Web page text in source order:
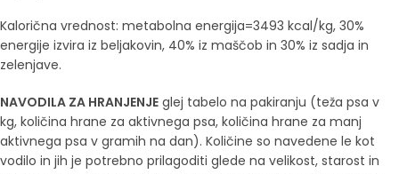
Kalorična vrednost: metabolna energija=3493 kcal/kg, 30%
energije izvira iz beljakovin, 40% iz maščob in 30% iz sadja in
zelenjave.
NAVODILA ZA HRANJENJE glej tabelo na pakiranju (teža psa v
kg, količina hrane za aktivnega psa, količina hrane za manj
aktivnega psa v gramih na dan). Količine so navedene le kot
vodilo in jih je potrebno prilagoditi glede na velikost, starost in